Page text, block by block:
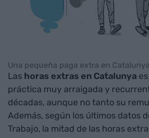
Una pequeña paga extra en
Las horas extras en Catalunya
práctica muy arraigada y
décadas, aunque no tanto su
Además, según los últimos datos
Trabajo, la mitad de las horas